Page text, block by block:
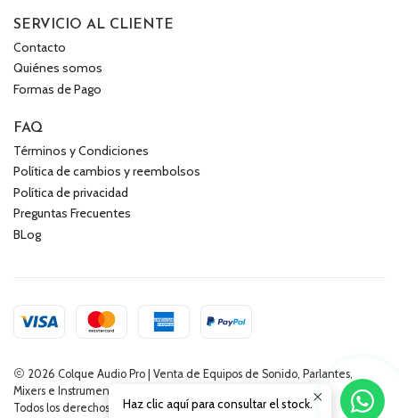
SERVICIO AL CLIENTE
Contacto
Quiénes somos
Formas de Pago
FAQ
Términos y Condiciones
Política de cambios y reembolsos
Política de privacidad
Preguntas Frecuentes
BLog
2026 Colque Audio Pro | Venta de Equipos de Sonido, Parlantes,
Mixers e Instrumentos Musicales.
Todos los derechos reservados.Desarrollado por Jumpseller
Haz clic aquí para consultar el stock.